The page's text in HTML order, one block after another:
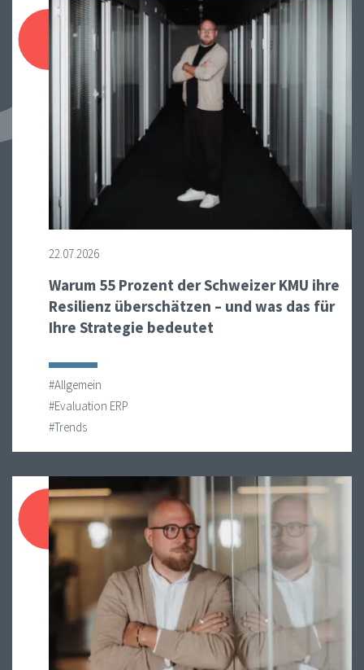
22.07.2026
Warum 55 Prozent der Schweizer KMU ihre
Resilienz überschätzen – und was das für
Ihre Strategie bedeutet
#Allgemein
#Evaluation ERP
#Trends